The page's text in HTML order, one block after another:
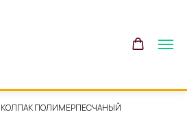
КОЛПАК ПОЛИМЕРПЕСЧАНЫЙ